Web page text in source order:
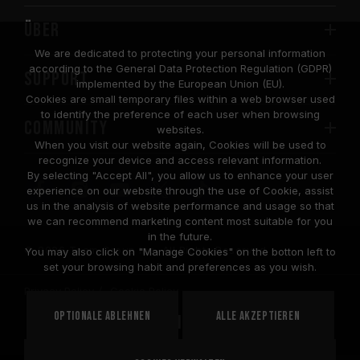
SUPPORT
COMMUNITY
© 2026 Team Group Inc. All Rights Reserved.
STANDORT
United
We are dedicated to protecting your personal information
according to the General Data Protection Regulation (GDPR)
implemented by the European Union (EU).
Cookies are small temporary files within a web browser used
to identify the preference of each user when browsing
websites.
When you visit our website again, Cookies will be used to
recognize your device and access relevant information.
By selecting "Accept All", you allow us to enhance your user
experience on our website through the use of Cookie, assist
us in the analysis of website performance and usage so that
we can recommend marketing content most suitable for you
in the future.
You may also click on "Manage Cookies" on the botton left to
set your browsing habit and preferences as you wish.
Optionale ablehnen Alle akzeptieren